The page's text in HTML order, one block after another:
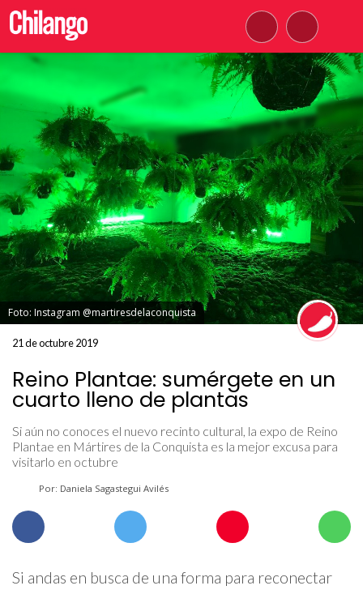
Foto: Instagram @martiresdelaconquista
21 de octubre 2019
Reino Plantae: sumérgete en un
cuarto lleno de plantas
Si aún no conoces el nuevo recinto cultural, la expo de Reino
Plantae en Mártires de la Conquista es la mejor excusa para
visitarlo en octubre
Por: Daniela Sagastegui Avilés
Si andas en busca de una forma para reconectar